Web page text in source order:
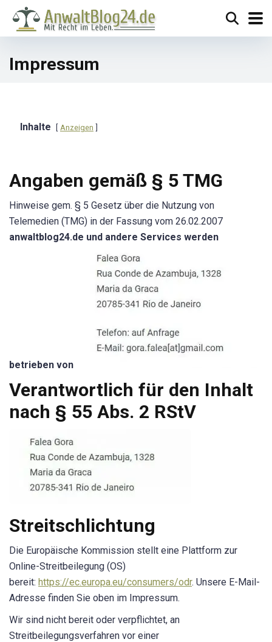
Impressum
Inhalte Anzeigen
Angaben gemäß § 5 TMG
Hinweise gem. § 5 Gesetz über die Nutzung von
Telemedien (TMG) in der Fassung vom 26.02.2007
anwaltblog24.de und andere Services werden
betrieben von
Verantwortlich für den Inhalt
nach § 55 Abs. 2 RStV
Streitschlichtung
Die Europäische Kommission stellt eine Plattform zur
Online-Streitbeilegung (OS)
bereit: https://ec.europa.eu/consumers/odr. Unsere E-Mail-
Adresse finden Sie oben im Impressum.
Wir sind nicht bereit oder verpflichtet, an
Streitbeilegungsverfahren vor einer